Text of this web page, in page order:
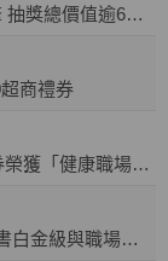
元大證券推2026全民投資慶 啟動台美雙引擎 抽獎總價值逾60萬
商禮券
健康永續為核心 打造幸福元大職場 元大證券榮獲「健康職場標竿獎」銅獎
元大證券獲TCSA台灣企業永續獎 永續報告書白金級與職場福祉領袖獎雙項肯定